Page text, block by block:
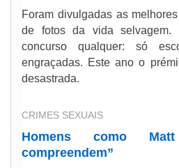
Foram divulgadas as
de fotos da vida
concurso qualquer: só
engraçadas. Este ano o
desastrada.
CRIMES SEXUAIS
Homens como
compreendem”